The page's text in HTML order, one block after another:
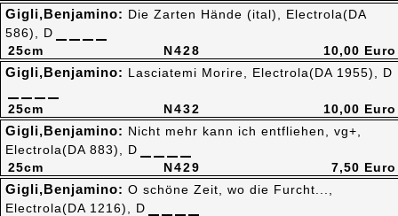
N428
25cm
Gigli,Benjamino: Die Zarten Hände (ital), Electrola(DA
586), D
10,00 Euro
N432
25cm
Gigli,Benjamino: Lasciatemi Morire, Electrola(DA 1955), D
10,00 Euro
N429
25cm
Gigli,Benjamino: Nicht mehr kann ich entfliehen, vg+,
Electrola(DA 883), D
7,50 Euro
Gigli,Benjamino: O schöne Zeit, wo die Furcht...,
Electrola(DA 1216), D